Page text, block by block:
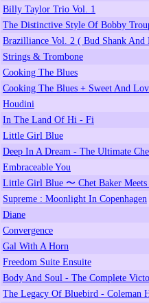
Billy Taylor Trio Vol. 1
The Distinctive Style Of Bobby
Brazilliance Vol. 2 ( Bud Shank And
Strings & Trombone
Cooking The Blues
Cooking The Blues + Sweet And
Houdini
In The Land Of Hi - Fi
Little Girl Blue
Deep In A Dream - The Ultimate
Embraceable You
Little Girl Blue 〜 Chet Baker Meets
Supreme : Moonlight In Copenhagen
Diane
Convergence
Gal With A Horn
Freedom Suite Ensuite
Body And Soul - The Complete
The Legacy Of Bluebird -